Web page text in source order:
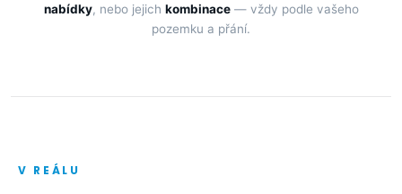
nabídky, nebo jejich kombinace— vždy podle vašeho
pozemku a přání.
V REÁLU